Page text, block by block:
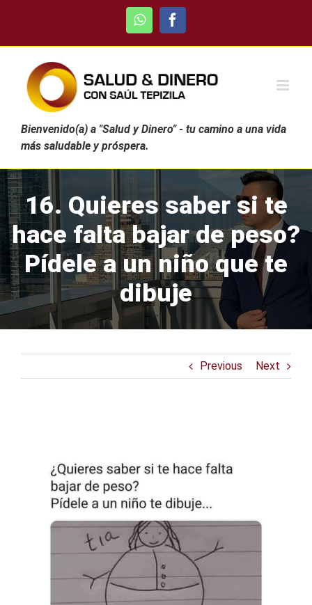
WhatsAppFacebook
Bienvenido(a) a "Salud y Dinero" - tu camino a una vida
más saludable y próspera.
16. Quieres saber si te
hace falta bajar de peso?
Pídele a un niño que te
dibuje
Previous Next